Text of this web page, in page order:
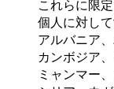
これらに限
個人に対して
アルバニア、
カンボジア、
ミャンマー、